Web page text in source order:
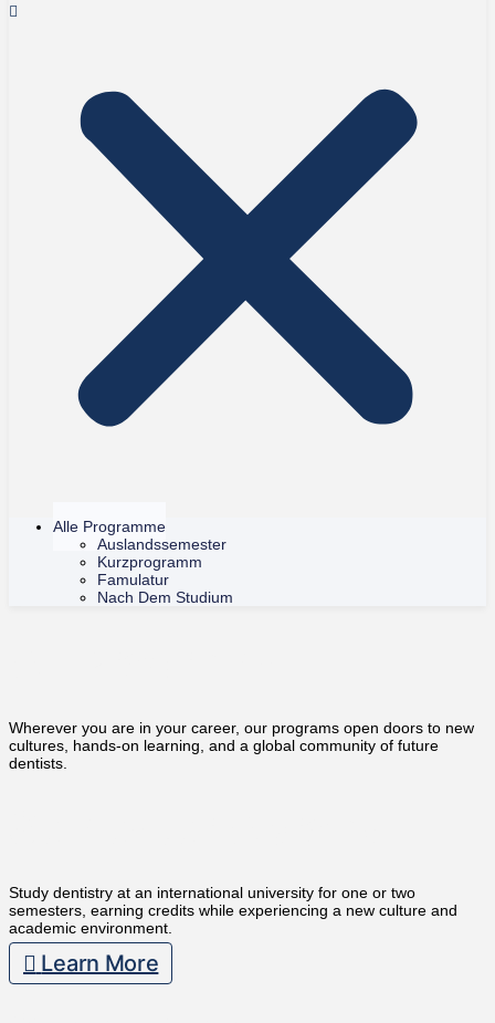
Alle Programme
Auslandssemester
Kurzprogramm
Famulatur
Nach Dem Studium
Wherever you are in your career, our programs open doors to new
cultures, hands-on learning, and a global community of future
dentists.
Study dentistry at an international university for one or two
semesters, earning credits while experiencing a new culture and
academic environment.
Learn More